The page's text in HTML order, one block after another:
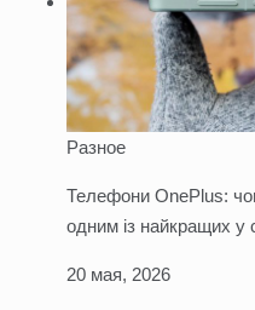
Разное
Телефони OnePlus:
одним із найкращих у
20 мая, 2026